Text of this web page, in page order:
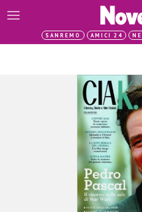
SANREMO AMICI 24